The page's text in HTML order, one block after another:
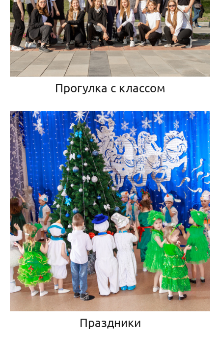
Прогулка с классом
Праздники